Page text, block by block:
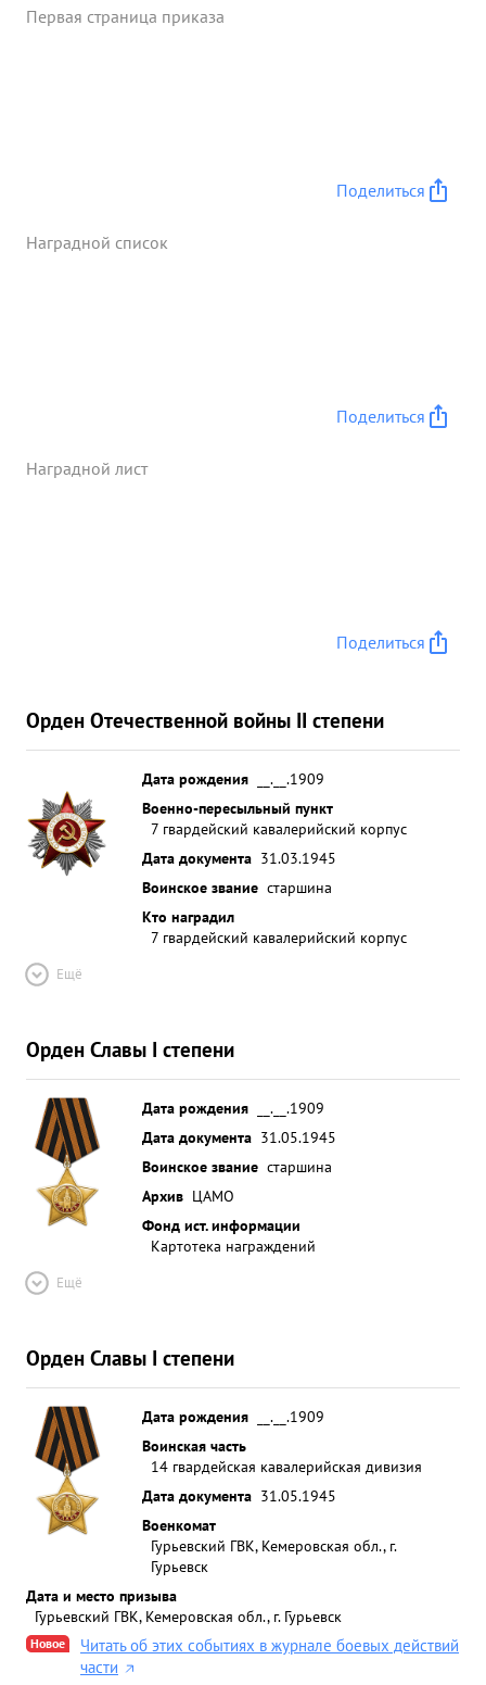
уничтожил около 15 солдат противника лицо.
Первая страница приказа
Поделиться
Наградной список
Поделиться
Наградной лист
Поделиться
Орден Отечественной войны II степени
Дата рождения
__.__.1909
Военно-пересыльный пункт
7 гвардейский кавалерийский корпус
Дата документа 31.03.1945
Воинское звание старшина
Кто наградил
7 гвардейский кавалерийский корпус
Ещё
Орден Славы I степени
Дата рождения
__.__.1909
Дата документа 31.05.1945
Воинское звание старшина
Архив ЦАМО
Фонд ист. информации
Картотека награждений
Ещё
Орден Славы I степени
Дата рождения
__.__.1909
Воинская часть
14 гвардейская кавалерийская дивизия
Дата документа 31.05.1945
Военкомат
Гурьевский ГВК, Кемеровская обл., г.
Гурьевск
Дата и место призыва
Гурьевский ГВК, Кемеровская обл., г. Гурьевск
Новое
Читать об этих событиях в журнале боевых действий
части